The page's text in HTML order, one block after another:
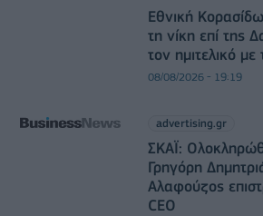
Εθνική
τη νίκη επί της
τον ημιτελικό
08/08/2026 - 19:19
advertising.gr
ΣΚΑΪ:
Γρηγόρη
Αλαφούζος
CEO